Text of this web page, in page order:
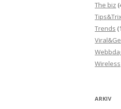
The biz
Trends
Wireless
ARKIV